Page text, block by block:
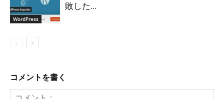
WordPress
敗した...
コメントを書く